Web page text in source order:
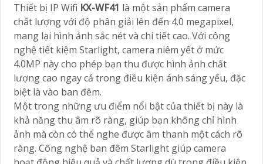
Thiết bị IP Wifi KX-WF41 là một sản phẩm camera
chất lượng với độ phân giải lên đến 4.0 megapixel,
mang lại hình ảnh sắc nét và chi tiết cao. Với công
nghệ tiết kiệm Starlight, camera niêm yết ở mức
4.0MP này cho phép bạn thu được hình ảnh chất
lượng cao ngay cả trong điều kiện ánh sáng yếu, đặc
biệt là vào ban đêm.
Một trong những ưu điểm nổi bật của thiết bị này là
khả năng thu âm rõ ràng, giúp bạn không chỉ hình
ảnh mà còn có thể nghe được âm thanh một cách rõ
ràng. Công nghệ ban đêm Starlight giúp camera